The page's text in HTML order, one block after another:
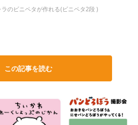
のビニペタが作れる(ビニペタ2段 )
この記事を読む